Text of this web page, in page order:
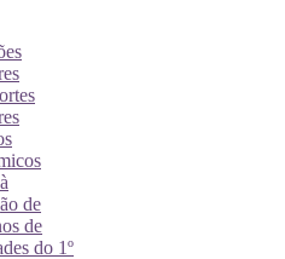
de
de
do 1º